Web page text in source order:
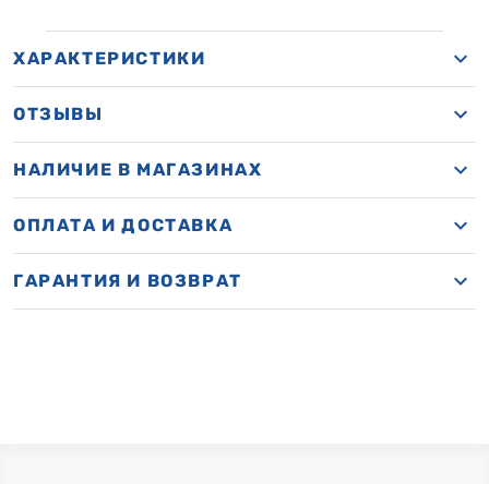
ХАРАКТЕРИСТИКИ
ОТЗЫВЫ
НАЛИЧИЕ В МАГАЗИНАХ
ОПЛАТА И ДОСТАВКА
ГАРАНТИЯ И ВОЗВРАТ